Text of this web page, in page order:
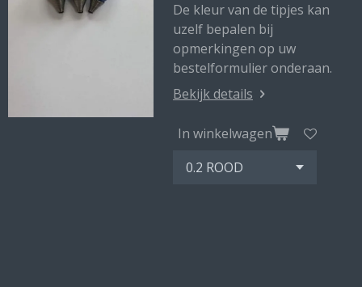
De kleur van de tipjes kan
uzelf bepalen bij
opmerkingen op uw
bestelformulier onderaan.
Bekijk details
In winkelwagen